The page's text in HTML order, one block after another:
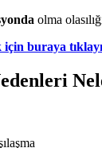
olma
buraya